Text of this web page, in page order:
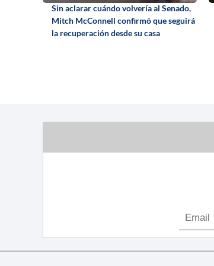
Sin aclarar cuándo volvería al Senado,
Mitch McConnell confirmó que seguirá
la recuperación desde su casa